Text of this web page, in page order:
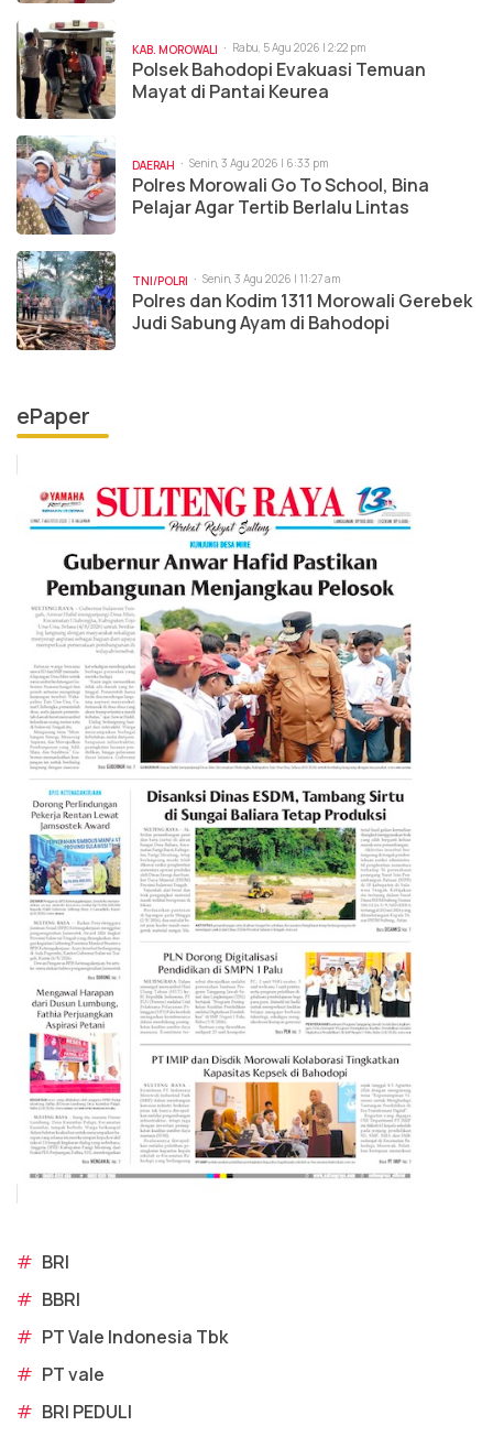
KAB. MOROWALI Rabu, 5 Agu 2026 | 2:22 pm
Polsek Bahodopi Evakuasi Temuan
Mayat di Pantai Keurea
DAERAH Senin, 3 Agu 2026 | 6:33 pm
Polres Morowali Go To School, Bina
Pelajar Agar Tertib Berlalu Lintas
TNI/POLRI Senin, 3 Agu 2026 | 11:27 am
Polres dan Kodim 1311 Morowali Gerebek
Judi Sabung Ayam di Bahodopi
ePaper
# BRI
# BBRI
# PT Vale Indonesia Tbk
# PT vale
# BRI PEDULI